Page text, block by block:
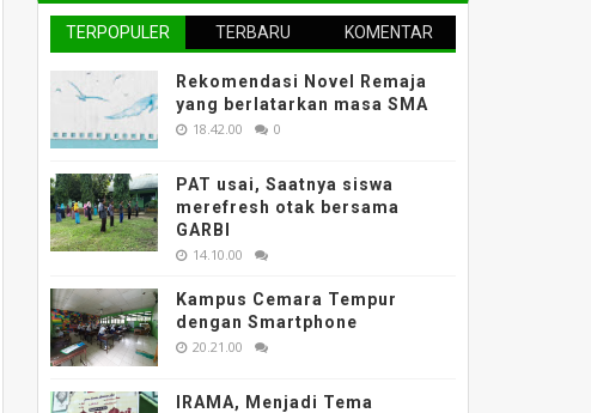
TERPOPULER TERBARU KOMENTAR
Rekomendasi Novel Remaja
yang berlatarkan masa SMA
18.42.00 0
PAT usai, Saatnya siswa
merefresh otak bersama
GARBI
14.10.00
Kampus Cemara Tempur
dengan Smartphone
20.21.00
IRAMA, Menjadi Tema